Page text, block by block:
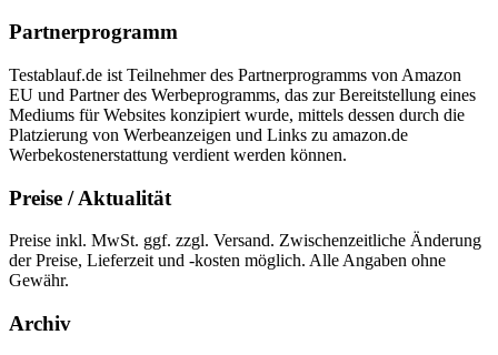
Partnerprogramm
Testablauf.de ist Teilnehmer des Partnerprogramms von Amazon
EU und Partner des Werbeprogramms, das zur Bereitstellung eines
Mediums für Websites konzipiert wurde, mittels dessen durch die
Platzierung von Werbeanzeigen und Links zu amazon.de
Werbekostenerstattung verdient werden können.
Preise / Aktualität
Preise inkl. MwSt. ggf. zzgl. Versand. Zwischenzeitliche Änderung
der Preise, Lieferzeit und -kosten möglich. Alle Angaben ohne
Gewähr.
Archiv